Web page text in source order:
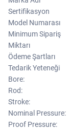
Sertifikasyon
Model Numarası
Minimum Sipariş
Miktarı
Ödeme Şartları
Tedarik Yeteneği
Bore:
Rod:
Stroke:
Nominal Pressure:
Proof Pressure: